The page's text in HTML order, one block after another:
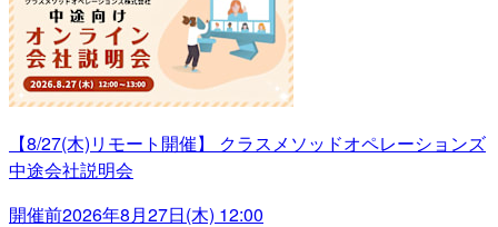
【8/27(木)リモート開催】 クラスメソッドオペレーションズ
中途会社説明会
開催前2026年8月27日(木) 12:00